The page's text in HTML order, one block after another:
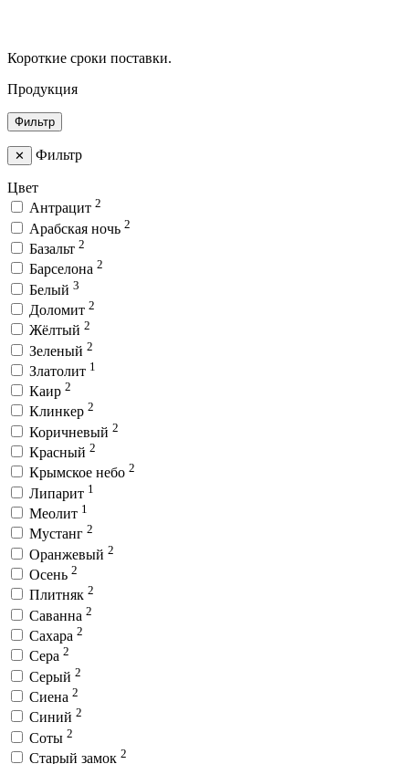
Короткие сроки поставки.
Продукция
Фильтр
✕ Фильтр
Цвет
Антрацит 2
Арабская ночь 2
Базальт 2
Барселона 2
Белый 3
Доломит 2
Жёлтый 2
Зеленый 2
Златолит 1
Каир 2
Клинкер 2
Коричневый 2
Красный 2
Крымское небо 2
Липарит 1
Меолит 1
Мустанг 2
Оранжевый 2
Осень 2
Плитняк 2
Саванна 2
Сахара 2
Сера 2
Серый 2
Сиена 2
Синий 2
Соты 2
Старый замок 2